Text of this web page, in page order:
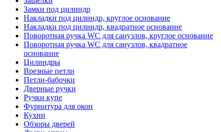
Замки под цилиндр
Накладки под цилиндр, круглое основание
Накладки под цилиндр, квадратное основание
Поворотная ручка WC для санузлов, круглое основание
Поворотная ручка WC для санузлов, квадратное
основание
Цилиндры
Врезные петли
Петли-бабочки
Дверные ручки
Ручки купе
Фурнитура для окон
Кухни
Обзоры дверей